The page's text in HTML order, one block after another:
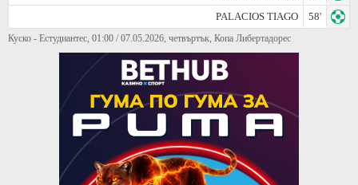
PALACIOS TIAGO
58'
Куско - Естудиантес, 01:00 / 07.05.2026, четвъртък, Копа Либертадорес